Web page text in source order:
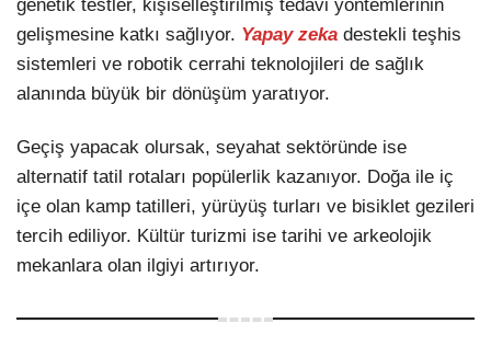
genetik testler, kişiselleştirilmiş tedavi yöntemlerinin
gelişmesine katkı sağlıyor. Yapay zeka destekli teşhis
sistemleri ve robotik cerrahi teknolojileri de sağlık
alanında büyük bir dönüşüm yaratıyor.
Geçiş yapacak olursak, seyahat sektöründe ise
alternatif tatil rotaları popülerlik kazanıyor. Doğa ile iç
içe olan kamp tatilleri, yürüyüş turları ve bisiklet gezileri
tercih ediliyor. Kültür turizmi ise tarihi ve arkeolojik
mekanlara olan ilgiyi artırıyor.